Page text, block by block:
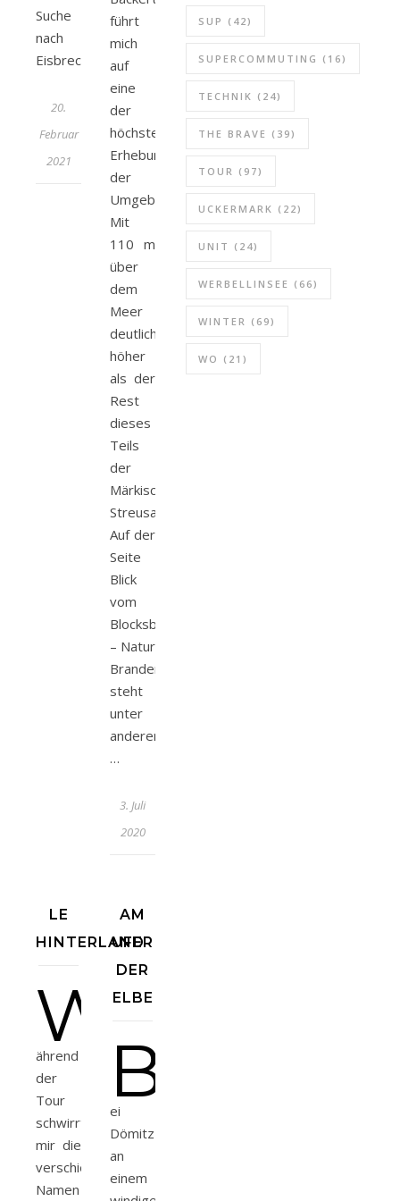
Suche
nach
Eisbrechern
20.
Februar
2021
führt
mich
auf
eine
der
höchsten
Erhebungen
der
Umgebung.
Mit
110 m
über
dem
Meer
deutlich
höher
als der
Rest
dieses
Teils
der
Märkischen
Streusandbüchse.
Auf der
Seite
Blick
vom
Blocksberg
– Natur
Brandenburg
steht
unter
anderem:
…
3. Juli
2020
LE
HINTERLAND
W
ährend
der
Tour
schwirrten
mir die
verschiedensten
Namen
AM
UFER
DER
ELBE
B
ei
Dömitz
an
einem
SUP (42)
SUPERCOMMUTING (16)
TECHNIK (24)
THE BRAVE (39)
TOUR (97)
UCKERMARK (22)
UNIT (24)
WERBELLINSEE (66)
WINTER (69)
WO (21)